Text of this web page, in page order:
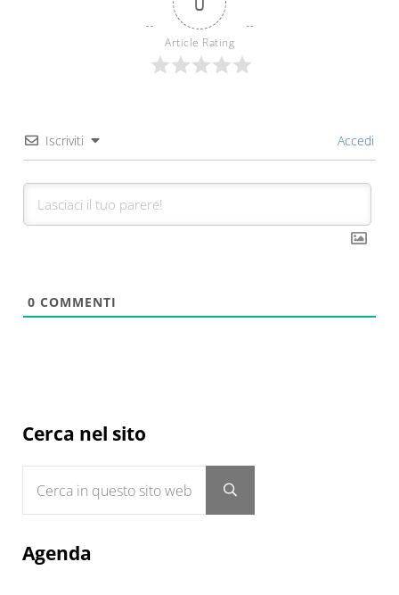
Article Rating
Iscriviti Accedi
0 COMMENTI
Sidebar
Cerca nel sito
Submit search
Agenda